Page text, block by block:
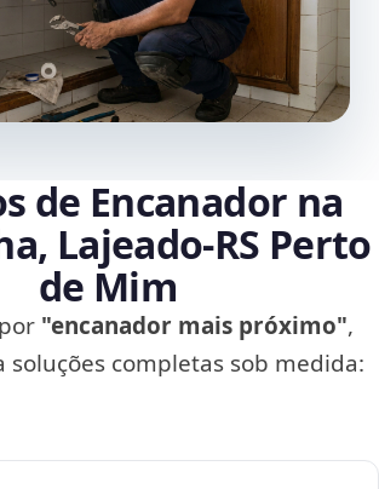
de Encanador na
Lajeado‑RS Perto
de Mim
"encanador mais próximo",
soluções completas sob medida: